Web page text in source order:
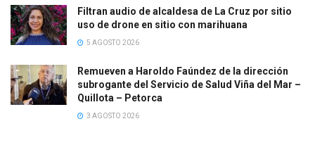
Filtran audio de alcaldesa de La Cruz por sitio
uso de drone en sitio con marihuana
5 AGOSTO 2026
Remueven a Haroldo Faúndez de la dirección
subrogante del Servicio de Salud Viña del Mar –
Quillota – Petorca
3 AGOSTO 2026